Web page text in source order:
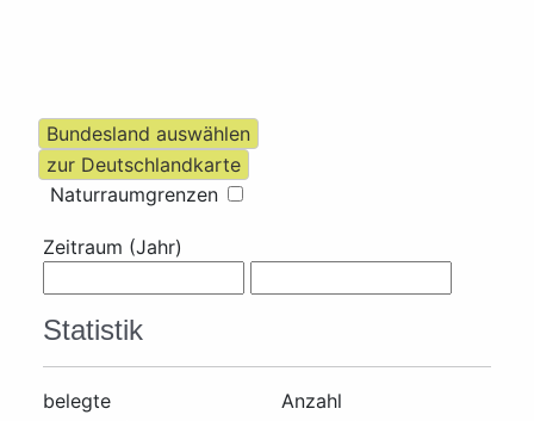
Naturraumgrenzen
Zeitraum (Jahr)
Statistik
belegte
Anzahl